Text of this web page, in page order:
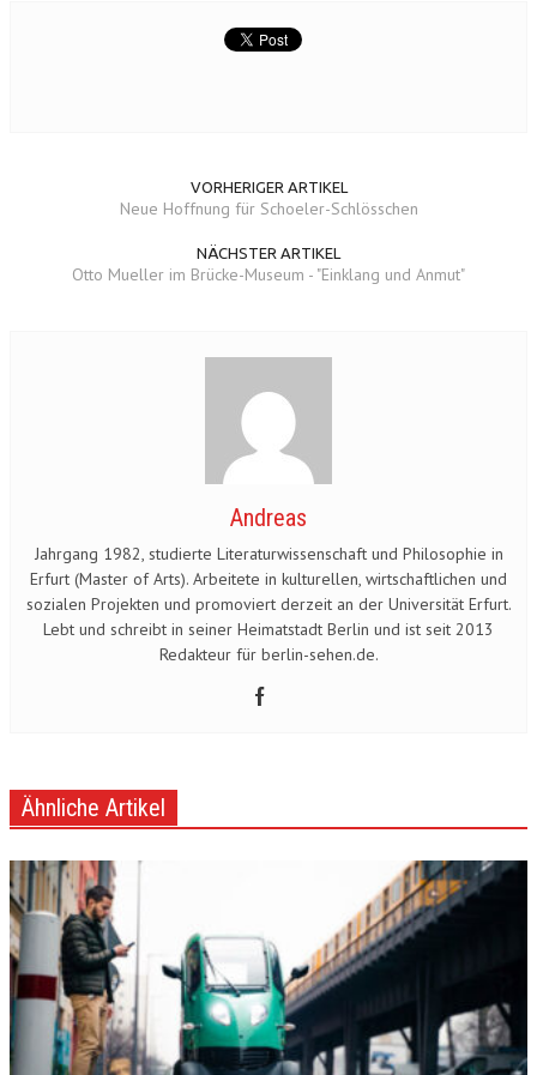
VORHERIGER ARTIKEL
Neue Hoffnung für Schoeler-Schlösschen
NÄCHSTER ARTIKEL
Otto Mueller im Brücke-Museum - "Einklang und Anmut"
Andreas
Jahrgang 1982, studierte Literaturwissenschaft und Philosophie in
Erfurt (Master of Arts). Arbeitete in kulturellen, wirtschaftlichen und
sozialen Projekten und promoviert derzeit an der Universität Erfurt.
Lebt und schreibt in seiner Heimatstadt Berlin und ist seit 2013
Redakteur für berlin-sehen.de.
Ähnliche Artikel